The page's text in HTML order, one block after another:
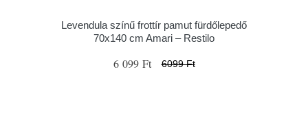
Levendula színű frottír pamut fürdőlepedő
70x140 cm Amari – Restilo
6 099 Ft 6099 Ft